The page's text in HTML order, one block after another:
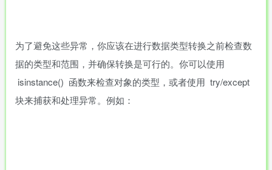
为了避免这些异常，你应该在进行数据类型转换之前检查数
据的类型和范围，并确保转换是可行的。你可以使用
isinstance() 函数来检查对象的类型，或者使用 try/except
块来捕获和处理异常。例如：